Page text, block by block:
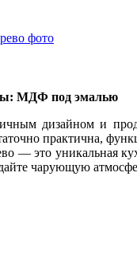
МДФ под эмалью
дизайном и
практична,
— это уникальная
чарующую